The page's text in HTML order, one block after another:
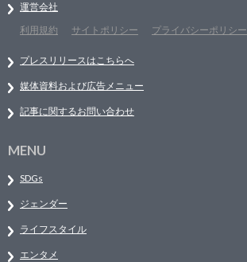
運営会社
利用規約
サイトポリシー プライバシーポリシー
プレスリリースはこちらへ
媒体資料および広告メニュー
記事に関するお問い合わせ
MENU
SDGs
ジェンダー
ライフスタイル
エンタメ